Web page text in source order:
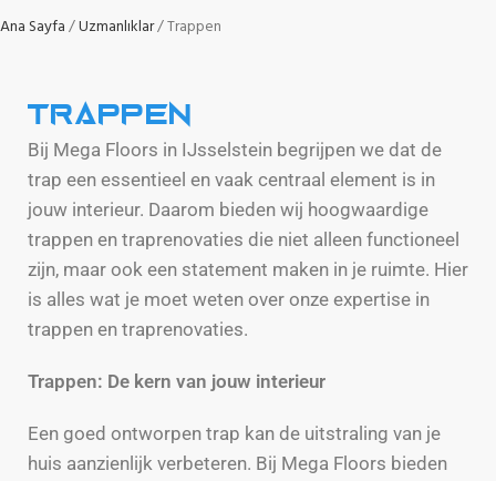
Ana Sayfa Uzmanlıklar Trappen
Trappen
Bij Mega Floors in IJsselstein begrijpen we dat de
trap een essentieel en vaak centraal element is in
jouw interieur. Daarom bieden wij hoogwaardige
trappen en traprenovaties die niet alleen functioneel
zijn, maar ook een statement maken in je ruimte. Hier
is alles wat je moet weten over onze expertise in
trappen en traprenovaties.
Trappen: De kern van jouw interieur
Een goed ontworpen trap kan de uitstraling van je
huis aanzienlijk verbeteren. Bij Mega Floors bieden